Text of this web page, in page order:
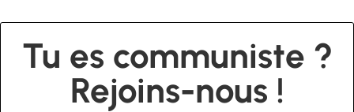
Tu es communiste ?
Rejoins-nous !